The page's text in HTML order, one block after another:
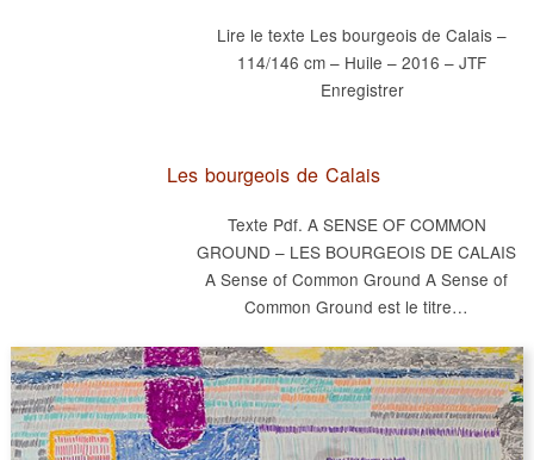
Lire le texte Les bourgeois de Calais –
114/146 cm – Huile – 2016 – JTF
Enregistrer
Les bourgeois de Calais
Texte Pdf. A SENSE OF COMMON
GROUND – LES BOURGEOIS DE CALAIS
A Sense of Common Ground A Sense of
Common Ground est le titre…